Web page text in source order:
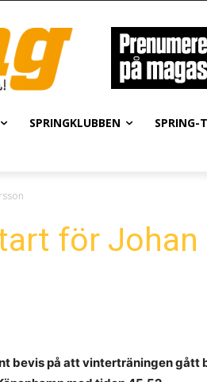
SPRINGKLUBBEN SPRING-
för Johan
bevis på att vinterträningen gått